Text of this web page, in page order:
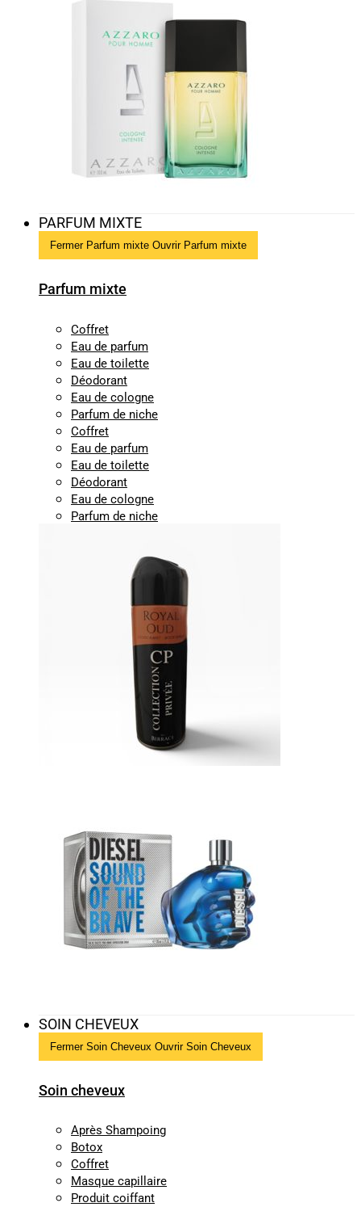
PARFUM MIXTE
Fermer Parfum mixte Ouvrir Parfum mixte
Parfum mixte
Coffret
Eau de parfum
Eau de toilette
Déodorant
Eau de cologne
Parfum de niche
Coffret
Eau de parfum
Eau de toilette
Déodorant
Eau de cologne
Parfum de niche
SOIN CHEVEUX
Fermer Soin Cheveux Ouvrir Soin Cheveux
Soin cheveux
Après Shampoing
Botox
Coffret
Masque capillaire
Produit coiffant